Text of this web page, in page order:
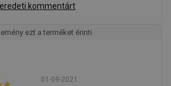
kommentárt
ezt a terméket érinti
01-09-2021